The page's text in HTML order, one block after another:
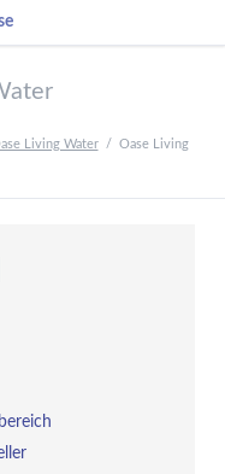
Living Water
Oase Living